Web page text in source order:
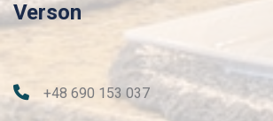
Verson
+48 690 153 037